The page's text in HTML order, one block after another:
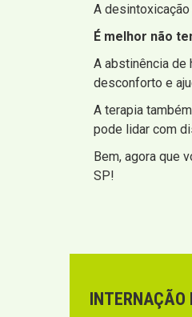
A
É melhor não
A abstinência de
desconforto e
A terapia
pode lidar com
Bem, agora que
SP!
INTERNAÇÃO